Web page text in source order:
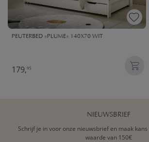
PEUTERBED «PLUME» 140X70 WIT
179,95
NIEUWSBRIEF
Schrijf je in voor onze nieuwsbrief en maak
waarde van 150€